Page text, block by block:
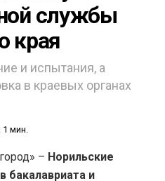
службы
края
и испытания, а
в краевых органах
мин.
– Норильские
бакалавриата и